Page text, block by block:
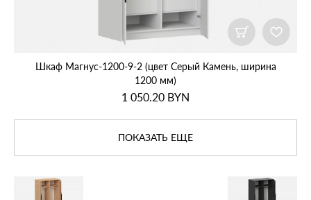
Шкаф Магнус‑1200‑9‑2 (цвет Серый Камень, ширина
1200 мм)
1 050.20 BYN
ПОКАЗАТЬ ЕЩЕ